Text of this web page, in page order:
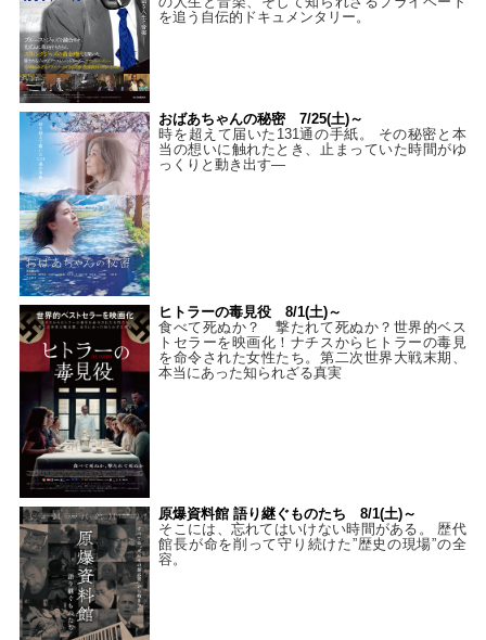
を追う自伝的ドキュメンタリー。
おばあちゃんの秘密 7/25(土)～
時を超えて届いた131通の手紙。 その秘密と本
当の想いに触れたとき、止まっていた時間がゆ
っくりと動き出す―
ヒトラーの毒見役 8/1(土)～
食べて死ぬか？ 撃たれて死ぬか？世界的ベス
トセラーを映画化！ナチスからヒトラーの毒見
を命令された女性たち。第二次世界大戦末期、
本当にあった知られざる真実
原爆資料館 語り継ぐものたち 8/1(土)～
そこには、忘れてはいけない時間がある。 歴代
館長が命を削って守り続けた”歴史の現場”の全
容。